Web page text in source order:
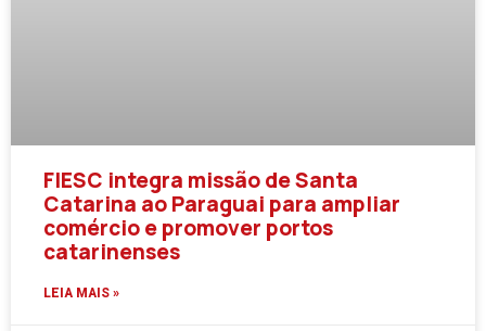
FIESC integra missão de Santa
Catarina ao Paraguai para ampliar
comércio e promover portos
catarinenses
LEIA MAIS »